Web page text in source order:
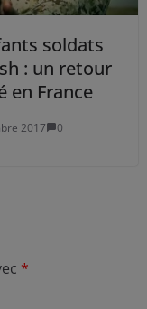
soldats
: un retour
en France
2017 0
*